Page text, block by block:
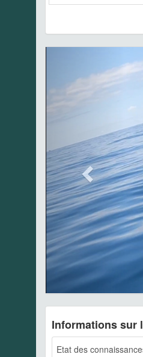
Informations sur
Etat des